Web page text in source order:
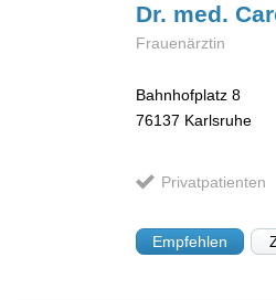
Dr. med.
Frauenärztin
Bahnhofplatz 8
76137 Karlsruhe
Privatpatienten
Empfehlen